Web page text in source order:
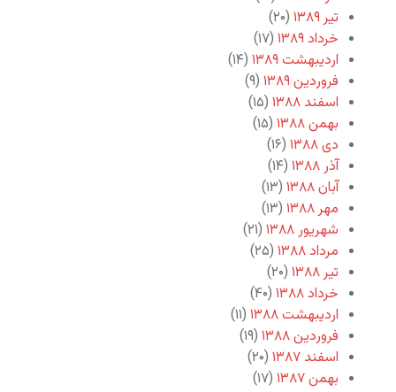
تیر ۱۳۸۹
(۲۰)
خرداد ۱۳۸۹
(۱۷)
اردیبهشت ۱۳۸۹
(۱۴)
فروردین ۱۳۸۹
(۹)
اسفند ۱۳۸۸
(۱۵)
بهمن ۱۳۸۸
(۱۵)
دی ۱۳۸۸
(۱۶)
آذر ۱۳۸۸
(۱۴)
آبان ۱۳۸۸
(۱۳)
مهر ۱۳۸۸
(۱۳)
شهریور ۱۳۸۸
(۲۱)
مرداد ۱۳۸۸
(۲۵)
تیر ۱۳۸۸
(۲۰)
خرداد ۱۳۸۸
(۴۰)
اردیبهشت ۱۳۸۸
(۱۱)
فروردین ۱۳۸۸
(۱۹)
اسفند ۱۳۸۷
(۲۰)
بهمن ۱۳۸۷
(۱۷)